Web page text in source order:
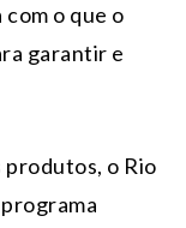
o que o
garantir e
produtos, o Rio